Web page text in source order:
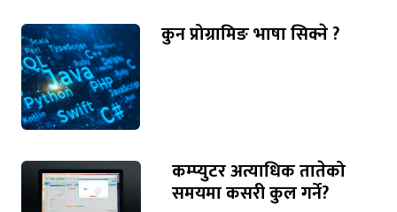
कुन प्रोग्रामिङ भाषा सिक्ने ?
कम्प्युटर अत्याधिक तातेको
समयमा कसरी कुल गर्ने?